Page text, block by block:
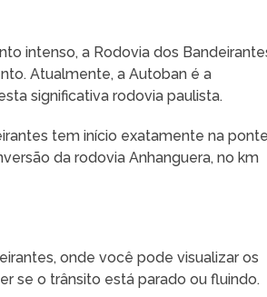
intenso, a Rodovia dos
Atualmente, a Autoban é a
significativa rodovia paulista.
tem início exatamente na
da rodovia Anhanguera, no km
onde você pode visualizar os
se o trânsito está parado ou fluindo.